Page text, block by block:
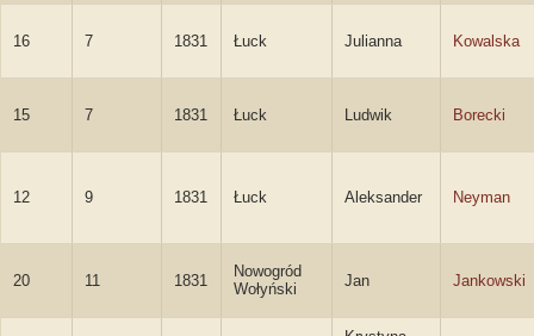
16 7 1831 Łuck Julianna Kowalska
15 7 1831 Łuck Ludwik Borecki
12 9 1831 Łuck Aleksander Neyman
20 11 1831
Nowogród
Wołyński
Jan Jankowski